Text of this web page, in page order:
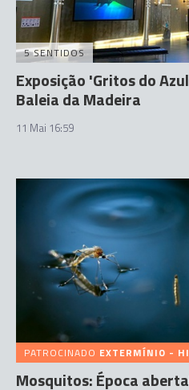
5 SENTIDOS
Exposição 'Gritos do
Baleia da Madeira
11 Mai 16:59
PATROCINADO EXTERMÍNIO -
Mosquitos: Época